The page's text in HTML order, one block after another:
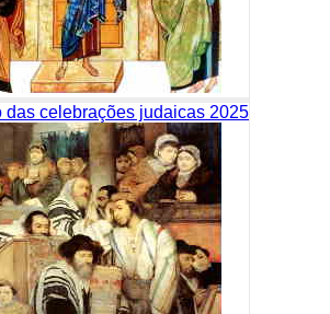
das celebrações judaicas 2025